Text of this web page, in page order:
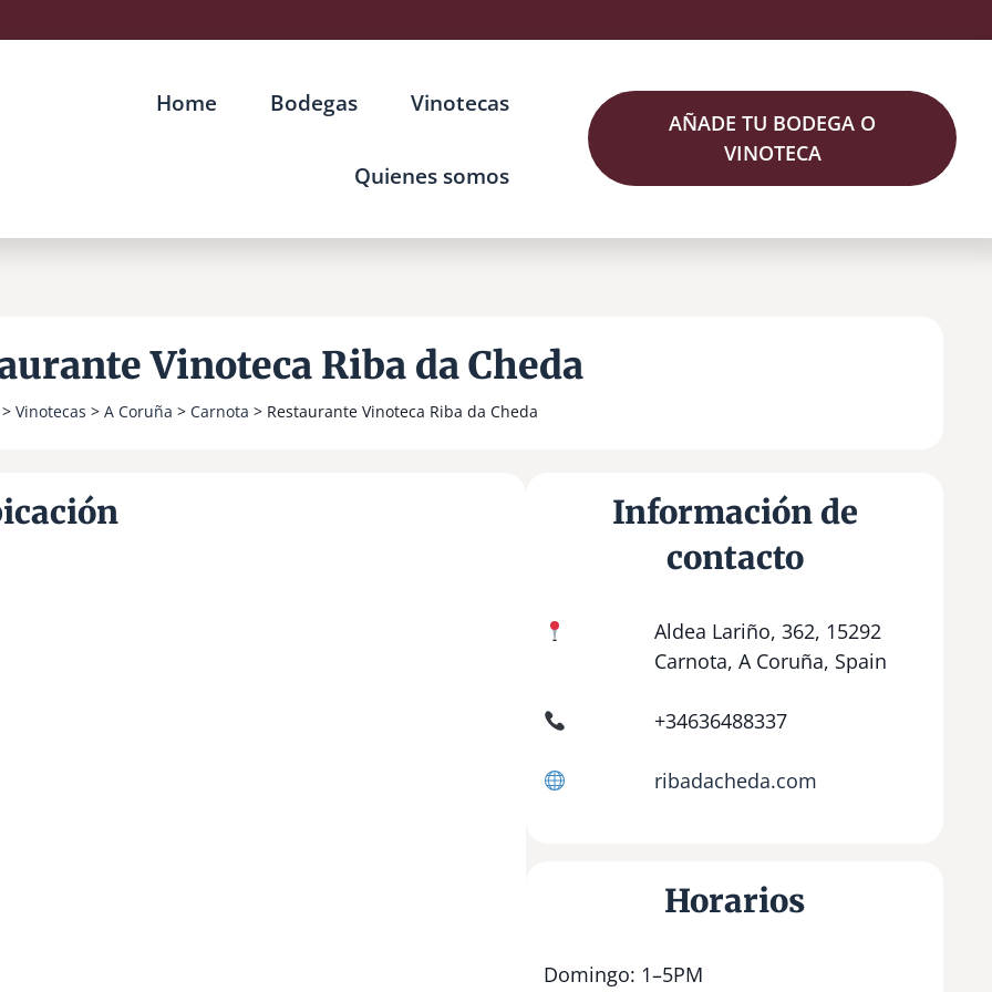
Home Bodegas Vinotecas
Quienes somos
AÑADE TU BODEGA O
VINOTECA
Vinoteca Riba da Cheda
Vinotecas > A Coruña > Carnota > Restaurante Vinoteca Riba da Cheda
Información de
contacto
Aldea Lariño, 362, 15292
Carnota, A Coruña, Spain
+34636488337
ribadacheda.com
Horarios
Domingo: 1–5PM